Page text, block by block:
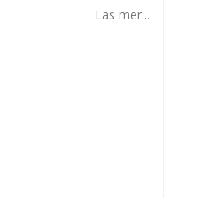
Läs mer...